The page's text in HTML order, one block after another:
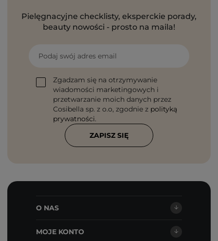
Pielęgnacyjne checklisty, eksperckie porady,
beauty nowości - prosto na maila!
Podaj swój adres email
Zgadzam się na otrzymywanie
wiadomości marketingowych i
przetwarzanie moich danych przez
Cosibella sp. z o.o, zgodnie z polityką
prywatności.
ZAPISZ SIĘ
O NAS
MOJE KONTO